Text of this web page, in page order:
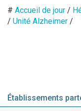
# Accueil de jour /
/ Unité Alzheimer /
Établissements